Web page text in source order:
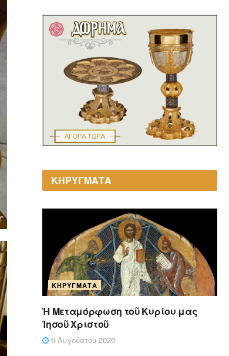
ΚΗΡΥΓΜΑΤΑ
ΚΗΡΎΓΜΑΤΑ
Ἡ Μεταμόρφωση τοῦ Κυρίου μας
Ἰησοῦ Χριστοῦ
6 Αυγούστου 2026